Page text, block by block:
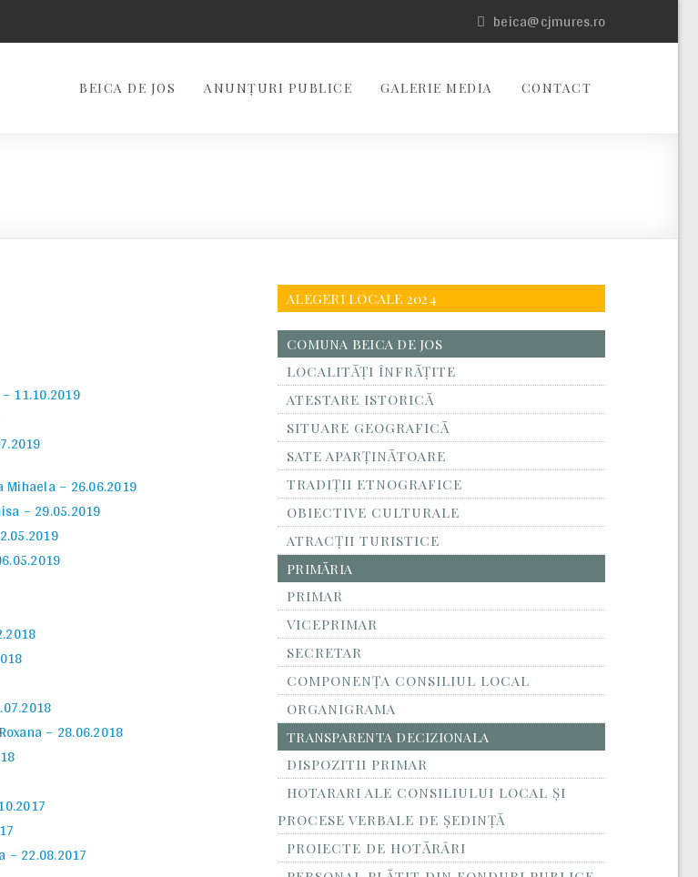
beica@cjmures.ro
BEICA DE JOS ANUNȚURI PUBLICE GALERIE MEDIA CONTACT
11.10.2019
Mihaela – 26.06.2019
– 29.05.2019
– 28.06.2018
– 22.08.2017
ALEGERI LOCALE 2024
COMUNA BEICA DE JOS
LOCALITĂŢI ÎNFRĂŢITE
ATESTARE ISTORICĂ
SITUARE GEOGRAFICĂ
SATE APARȚINĂTOARE
TRADIȚII ETNOGRAFICE
OBIECTIVE CULTURALE
ATRACȚII TURISTICE
PRIMĂRIA
PRIMAR
VICEPRIMAR
SECRETAR
COMPONENȚA CONSILIUL LOCAL
ORGANIGRAMA
TRANSPARENTA DECIZIONALA
DISPOZITII PRIMAR
HOTARARI ALE CONSILIULUI LOCAL ȘI
PROCESE VERBALE DE ȘEDINȚĂ
PROIECTE DE HOTĂRÂRI